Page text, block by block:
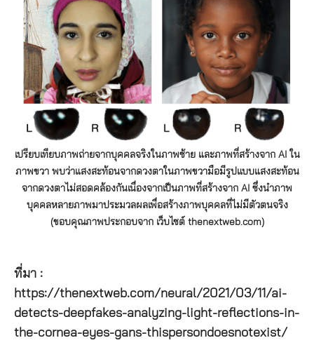
เปรียบเทียบภาพถ่ายจากบุคคลจริงในภาพซ้าย และภาพที่สร้างจาก AI ใน
ภาพขวา พบว่าแสงสะท้อนจากดวงตาในภาพขวามือมีรูปแบบแสงสะท้อน
จากดวงตาไม่สอดคล้องกันเนื่องจากเป็นภาพที่สร้างจาก AI ซึ่งนำภาพ
บุคคลหลายภาพมาประมวลผลเพื่อสร้างภาพบุคคลที่ไม่มีตัวตนจริง
(ขอบคุณภาพประกอบจาก เว็บไซต์ thenextweb.com)
ที่มา :
https://thenextweb.com/neural/2021/03/11/ai-
detects-deepfakes-analyzing-light-reflections-in-
the-cornea-eyes-gans-thispersondoesnotexist/